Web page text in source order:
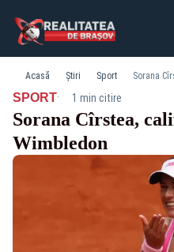
Acasă Știri Sport Sorana
SPORT· 1 min citire
Sorana Cîrstea,
Wimbledon